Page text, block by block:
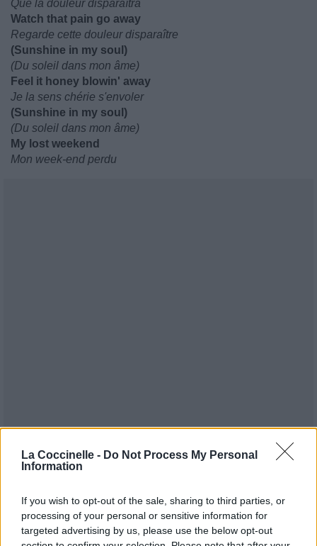
La Coccinelle - Do Not Process My Personal
Information
If you wish to opt-out of the sale, sharing to third parties, or
processing of your personal or sensitive information for
targeted advertising by us, please use the below opt-out
Que la douleur disparaîtra
Watch that pain go away
Regarde cette douleur disparaître
(Sunshine in my soul)
(Du soleil dans mon âme)
Feel it honey blowin' away
Je la sens chérie s'envoler
(Sunshine in my soul)
(Du soleil dans mon âme)
My lost weekend
Mon week-end perdu
Publié parReggaemusic 21082 3 4 6 le 1er
Chanteurs : Simply Red
Albums : Home